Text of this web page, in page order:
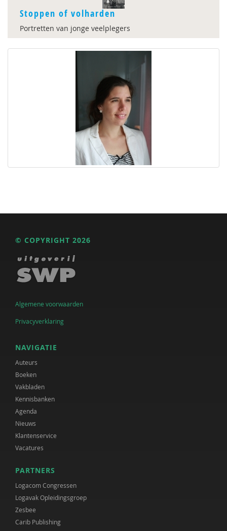
Stoppen of volharden
Portretten van jonge veelplegers
© COPYRIGHT 2026
Algemene voorwaarden
Privacyverklaring
NAVIGATIE
Auteurs
Boeken
Vakbladen
Kennisbanken
Agenda
Nieuws
Klantenservice
Vacatures
PARTNERS
Logacom Congressen
Logavak Opleidingsgroep
Zesbee
Carib Publishing